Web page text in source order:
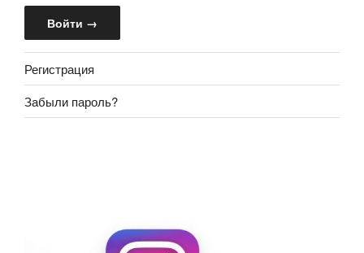
Регистрация
Забыли пароль?